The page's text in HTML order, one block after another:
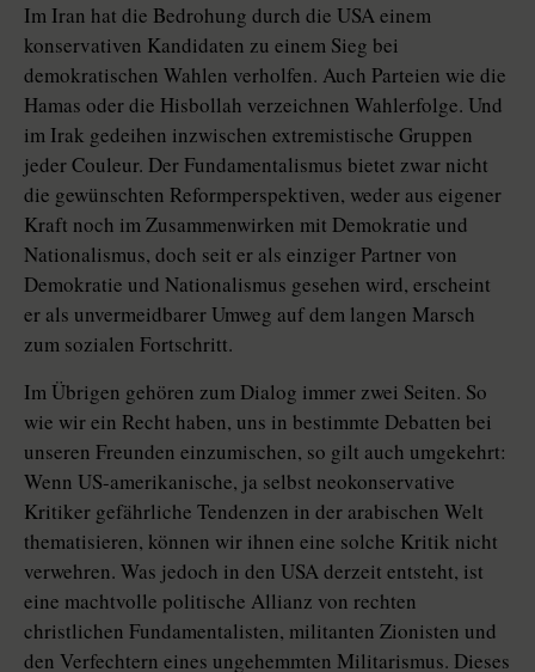
Im Iran hat die Bedrohung durch die USA einem
konservativen Kandidaten zu einem Sieg bei
demokratischen Wahlen verholfen. Auch Parteien wie die
Hamas oder die Hisbollah verzeichnen Wahlerfolge. Und
im Irak gedeihen inzwischen extremistische Gruppen
jeder Couleur. Der Fundamentalismus bietet zwar nicht
die gewünschten Reformperspektiven, weder aus eigener
Kraft noch im Zusammenwirken mit Demokratie und
Nationalismus, doch seit er als einziger Partner von
Demokratie und Nationalismus gesehen wird, erscheint
er als unvermeidbarer Umweg auf dem langen Marsch
zum sozialen Fortschritt.
Im Übrigen gehören zum Dialog immer zwei Seiten. So
wie wir ein Recht haben, uns in bestimmte Debatten bei
unseren Freunden einzumischen, so gilt auch umgekehrt:
Wenn US-amerikanische, ja selbst neokonservative
Kritiker gefährliche Tendenzen in der arabischen Welt
thematisieren, können wir ihnen eine solche Kritik nicht
verwehren. Was jedoch in den USA derzeit entsteht, ist
eine machtvolle politische Allianz von rechten
christlichen Fundamentalisten, militanten Zionisten und
den Verfechtern eines ungehemmten Militarismus. Dieses